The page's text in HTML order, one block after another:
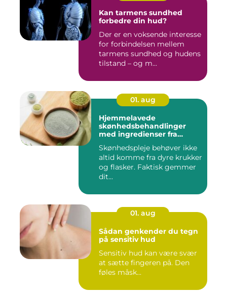
Kan tarmens sundhed
forbedre din hud?
Der er en voksende interesse
for forbindelsen mellem
tarmens sundhed og hudens
tilstand – og m...
01. aug
Hjemmelavede
skønhedsbehandlinger
med ingredienser fra
Skønhedspleje behøver ikke
altid komme fra dyre krukker
og flasker. Faktisk gemmer
dit...
01. aug
Sådan genkender du tegn
på sensitiv hud
Sensitiv hud kan være svær
at sætte fingeren på. Den
føles måsk...